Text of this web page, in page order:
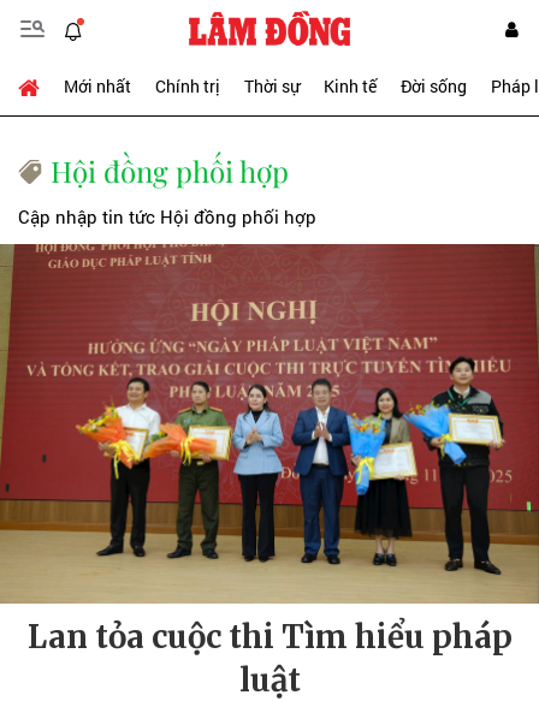
Mới nhất Chính trị Thời sự Kinh tế Đời sống Pháp
Hội đồng phối hợp
Cập nhập tin tức Hội đồng phối hợp
Lan tỏa cuộc thi Tìm hiểu pháp
luật